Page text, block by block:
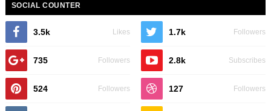
SOCIAL COUNTER
3.5k Likes 1.7k Followers
735 Followers 2.8k Subscribes
524 Followers 127 Followers